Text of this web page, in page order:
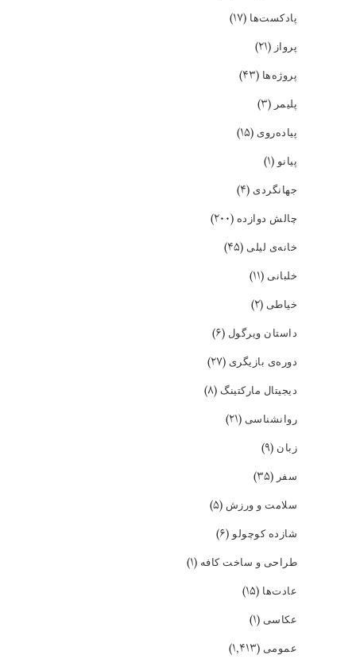
پادکست‌ها (۱۷)
پرواز (۲۱)
پروژه‌ها (۴۳)
پلیمر (۳)
پیاده‌روی (۱۵)
پیانو(۱)
جهانگردی (۴)
چالش دوازده (۲۰۰)
خانه‌ی لیلی (۴۵)
خلبانی (۱۱)
خیاطی (۲)
داستان ویرگول (۶)
دوره‌ی بازیگری (۲۷)
دیجیتال مارکتینگ (۸)
روانشناسی (۲۱)
زبان (۹)
سفر (۳۵)
سلامت و ورزش (۵)
شازده کوچولو(۶)
طراحی و ساخت کافه (۱)
عادت‌ها (۱۵)
عکاسی (۱)
عمومی (۱,۴۱۳)